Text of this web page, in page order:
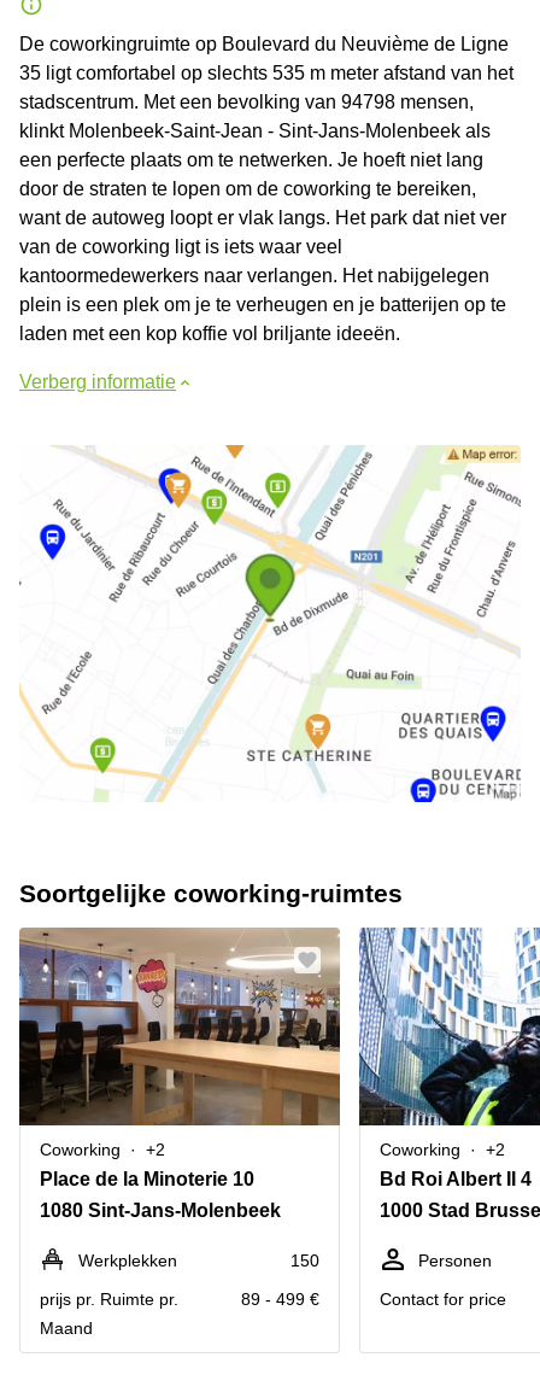
De coworkingruimte op Boulevard du Neuvième de Ligne
35 ligt comfortabel op slechts 535 m meter afstand van het
stadscentrum. Met een bevolking van 94798 mensen,
klinkt Molenbeek-Saint-Jean - Sint-Jans-Molenbeek als
een perfecte plaats om te netwerken. Je hoeft niet lang
door de straten te lopen om de coworking te bereiken,
want de autoweg loopt er vlak langs. Het park dat niet ver
van de coworking ligt is iets waar veel
kantoormedewerkers naar verlangen. Het nabijgelegen
plein is een plek om je te verheugen en je batterijen op te
laden met een kop koffie vol briljante ideeën.
Verberg informatie
Soortgelijke coworking-ruimtes
Coworking +2
Place de la Minoterie 10
1080 Sint-Jans-Molenbeek
Werkplekken
150
prijs pr. Ruimte pr.
Maand
89 - 499 €
Coworking +2
Bd Roi Albert II 4
1000 Stad
Personen
Contact for price